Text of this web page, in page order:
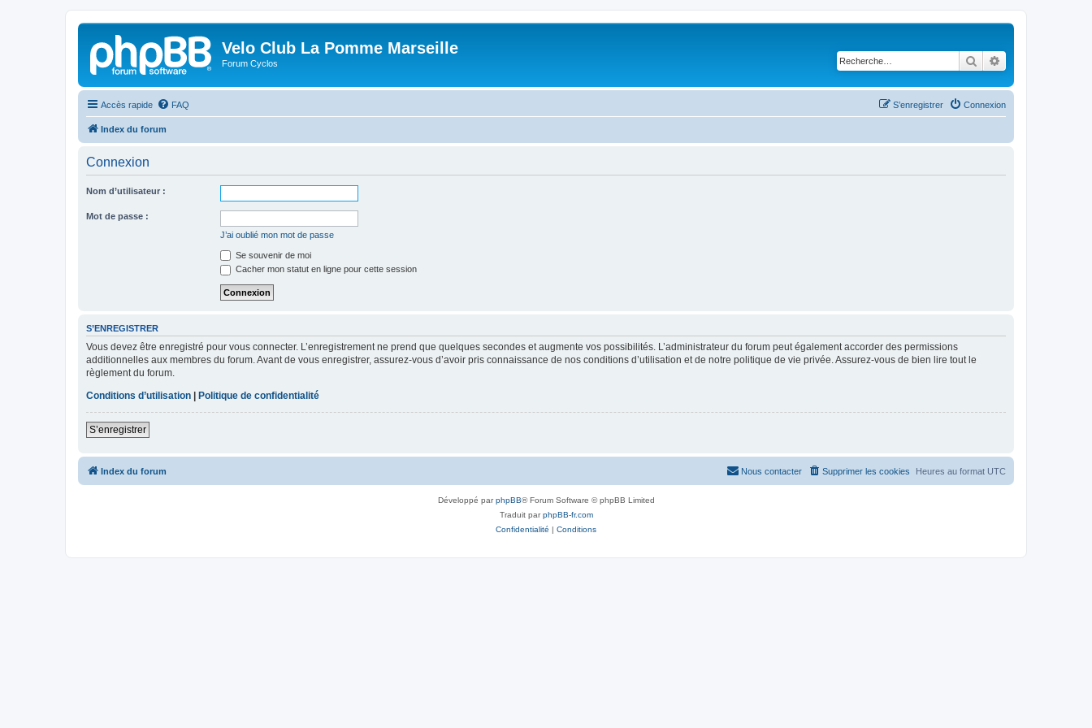
Velo Club La Pomme Marseille
Forum Cyclos Rechercher
Accès rapide FAQ Connexion
S’enregistrer
Index du forum
Connexion
Nom d’utilisateur :
Mot de passe :
J’ai oublié mon mot de passe
Se souvenir de moi
Cacher mon statut en ligne pour cette session
S’ENREGISTRER
Vous devez être enregistré pour vous connecter. L’enregistrement ne prend que quelques secondes et augmente vos possibilités. L’administrateur du forum peut également accorder des permissions
additionnelles aux membres du forum. Avant de vous enregistrer, assurez-vous d’avoir pris connaissance de nos conditions d’utilisation et de notre politique de vie privée. Assurez-vous de bien lire tout le
règlement du forum.
Conditions d’utilisation
Politique de confidentialité
S’enregistrer
Index du forum Heures au format UTC
Supprimer les cookies
Nous contacter
Développé parphpBB® Forum Software © phpBB Limited
Traduit parphpBB-fr.com
Confidentialité | Conditions